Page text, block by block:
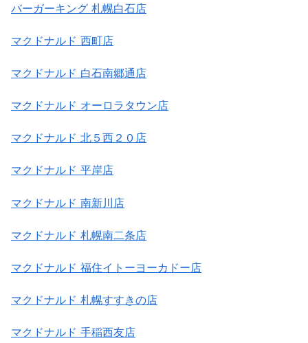
バーガーキング 札幌白石店
マクドナルド 西町店
マクドナルド 白石南郷通店
マクドナルド オーロラタウン店
マクドナルド 北５西２０店
マクドナルド 平岸店
マクドナルド 南新川店
マクドナルド 札幌南二条店
マクドナルド 福住イトーヨーカドー店
マクドナルド 札幌すすきの店
マクドナルド 手稲西友店